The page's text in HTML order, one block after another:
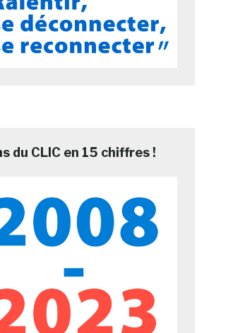
du CLIC en 15 chiffres !